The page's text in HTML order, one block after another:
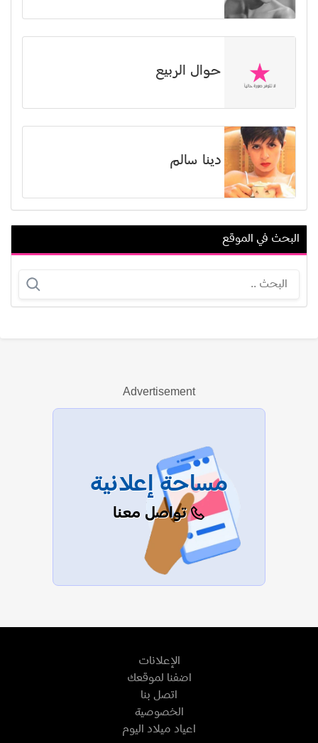
حوال الربيع
دينا سالم
هشام الشامي
عرض الكل
البحث في الموقع
Advertisement
مساحة إعلانية
تواصل معنا
الإعلانات
اضفنا لموقعك
اتصل بنا
الخصوصية
اعياد ميلاد اليوم